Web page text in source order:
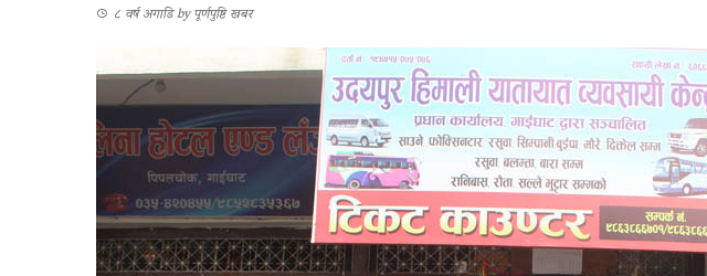
८ वर्ष अगाडिbyपूर्णपुष्टि खबर